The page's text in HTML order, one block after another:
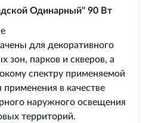
Одинарный" 90 Вт
для декоративного
зон, парков и скверов, а
спектру применяемой
в качестве
наружного освещения
территорий.